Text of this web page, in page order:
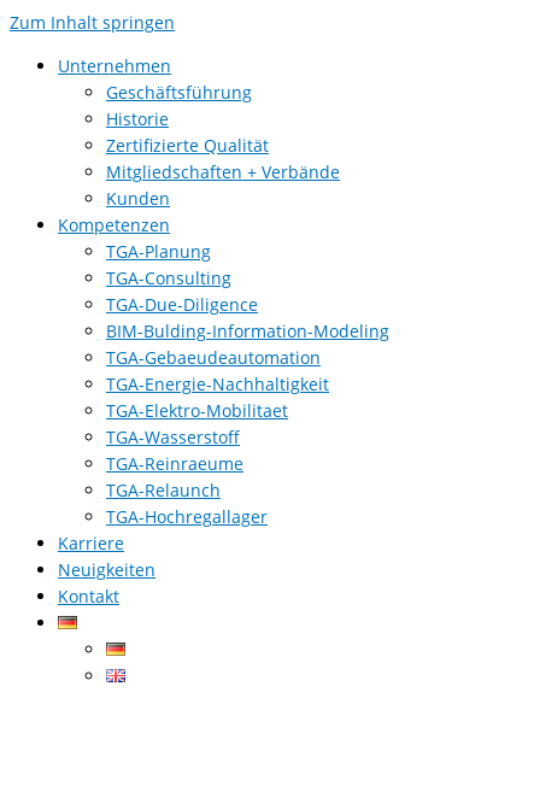
Zum Inhalt springen
Unternehmen
Geschäftsführung
Historie
Zertifizierte Qualität
Mitgliedschaften + Verbände
Kunden
Kompetenzen
TGA-Planung
TGA-Consulting
TGA-Due-Diligence
BIM-Bulding-Information-Modeling
TGA-Gebaeudeautomation
TGA-Energie-Nachhaltigkeit
TGA-Elektro-Mobilitaet
TGA-Wasserstoff
TGA-Reinraeume
TGA-Relaunch
TGA-Hochregallager
Karriere
Neuigkeiten
Kontakt